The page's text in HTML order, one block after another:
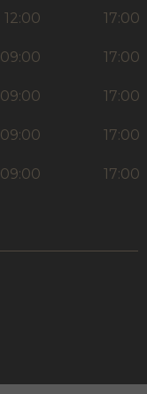
12:00 17:00
09:00 17:00
09:00 17:00
09:00 17:00
09:00 17:00